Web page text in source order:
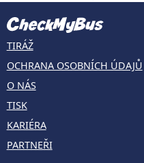
TIRÁŽ
OCHRANA OSOBNÍCH ÚDAJŮ
O NÁS
TISK
KARIÉRA
PARTNEŘI